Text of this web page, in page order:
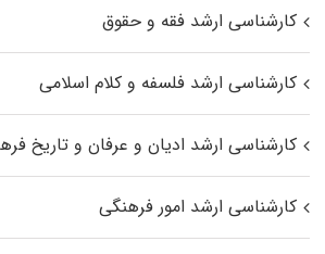
کارشناسی ارشد فقه و حقوق
کارشناسی ارشد فلسفه و کلام اسلامی
کارشناسی ارشد ادیان و عرفان و تاریخ
کارشناسی ارشد امور فرهنگی